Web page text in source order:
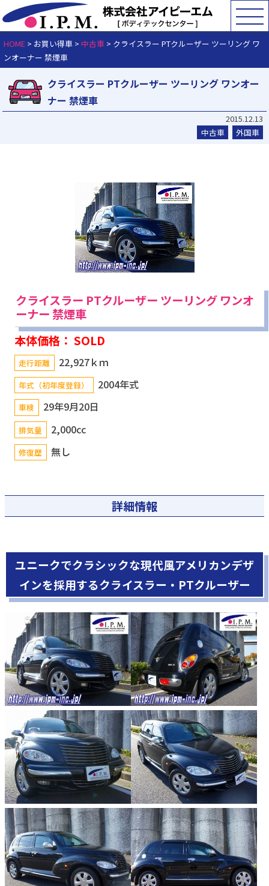
HOME > お買い得車 >中古車 > クライスラー PTクルーザー ツーリング ワ
ンオーナー 禁煙車
クライスラー PTクルーザー ツーリング ワンオー
ナー 禁煙車
2015.12.13
中古車
外国車
クライスラー PTクルーザー ツーリング ワンオ
ーナー 禁煙車
本体価格： SOLD
走行距離 22,927ｋｍ
年式（初年度登録） 2004年式
車検 29年9月20日
排気量 2,000cc
修復歴 無し
詳細情報
ユニークでクラシックな現代風アメリカンデザ
インを採用するクライスラー・PTクルーザー